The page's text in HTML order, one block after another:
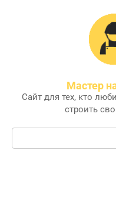
Мастер
Сайт для тех, кто
строить
Поиск: